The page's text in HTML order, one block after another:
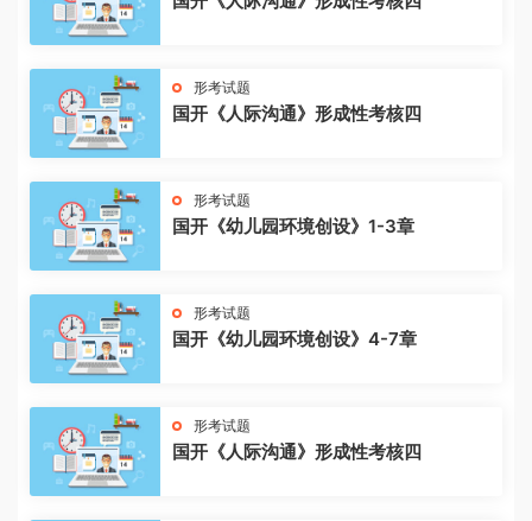
形考试题
国开《人际沟通》形成性考核四
形考试题
国开《幼儿园环境创设》1-3章
形考试题
国开《幼儿园环境创设》4-7章
形考试题
国开《人际沟通》形成性考核四